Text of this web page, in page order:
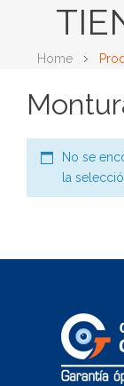
Home
No se
la